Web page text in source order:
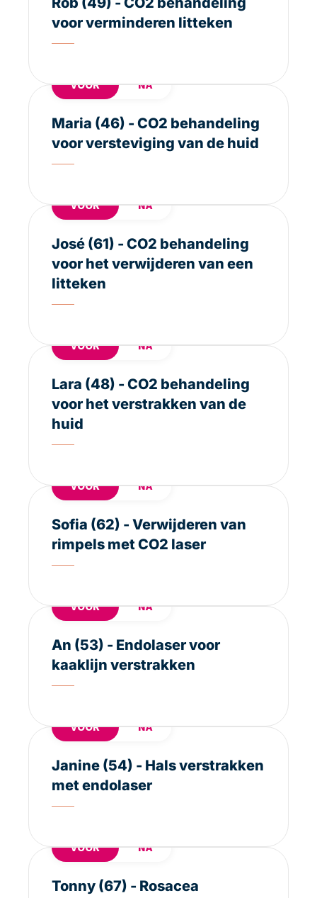
voor verminderen litteken
VOOR NA
Maria (46) - CO2 behandeling
voor versteviging van de huid
VOOR NA
José (61) - CO2 behandeling
voor het verwijderen van een
litteken
VOOR NA
Lara (48) - CO2 behandeling
voor het verstrakken van de
huid
VOOR NA
Sofia (62) - Verwijderen van
rimpels met CO2 laser
VOOR NA
An (53) - Endolaser voor
kaaklijn verstrakken
VOOR NA
Janine (54) - Hals verstrakken
met endolaser
VOOR NA
Tonny (67) - Rosacea